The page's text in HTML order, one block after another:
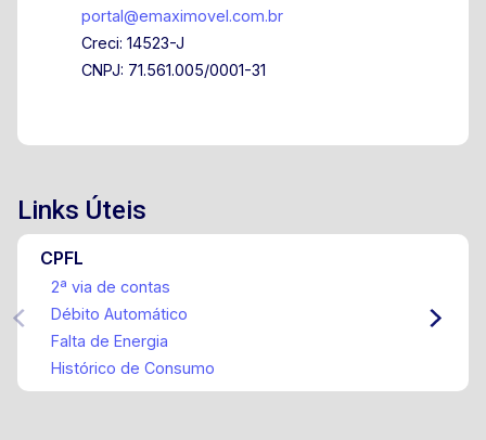
portal@emaximovel.com.br
Creci: 14523-J
CNPJ: 71.561.005/0001-31
Links Úteis
CPFL
2ª via de contas
Débito Automático
Falta de Energia
Histórico de Consumo